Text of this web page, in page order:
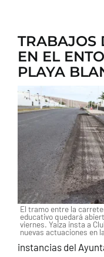
TRABAJOS
EN EL
PLAYA
El tramo entre la
educativo quedará
viernes. Yaiza insta a
nuevas actuaciones en
instancias del